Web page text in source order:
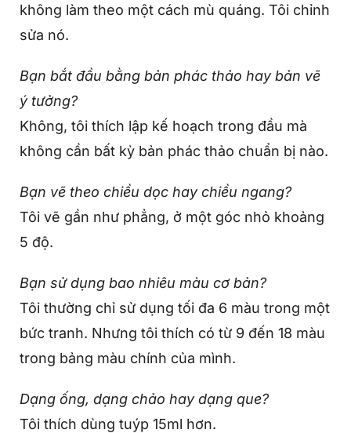
không làm theo một cách mù quáng. Tôi chỉnh
sửa nó.
Bạn bắt đầu bằng bản phác thảo hay bản vẽ
ý tưởng?
Không, tôi thích lập kế hoạch trong đầu mà
không cần bất kỳ bản phác thảo chuẩn bị nào.
Bạn vẽ theo chiều dọc hay chiều ngang?
Tôi vẽ gần như phẳng, ở một góc nhỏ khoảng
5 độ.
Bạn sử dụng bao nhiêu màu cơ bản?
Tôi thường chỉ sử dụng tối đa 6 màu trong một
bức tranh. Nhưng tôi thích có từ 9 đến 18 màu
trong bảng màu chính của mình.
Dạng ống, dạng chảo hay dạng que?
Tôi thích dùng tuýp 15ml hơn.